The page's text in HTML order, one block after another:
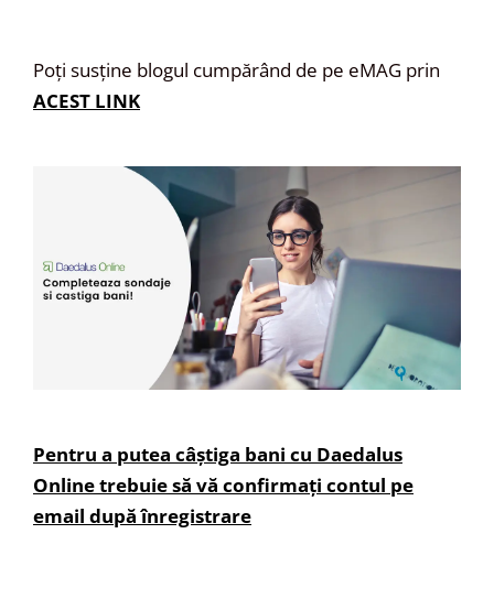
Poți susține blogul cumpărând de pe eMAG prin
ACEST LINK
Pentru a putea câștiga bani cu Daedalus
Online trebuie să vă confirmați contul pe
email după înregistrare